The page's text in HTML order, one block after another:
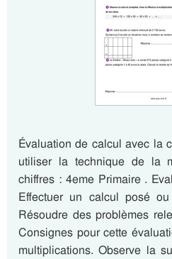
Évaluation de calcul avec la
utiliser la technique de la
chiffres : 4eme Primaire .
Effectuer un calcul posé
Résoudre des problèmes
Consignes pour cette
multiplications. Observe la